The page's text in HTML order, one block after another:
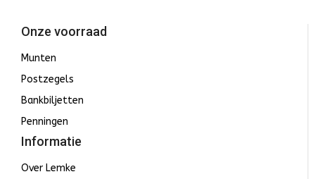
Onze voorraad
Munten
Postzegels
Bankbiljetten
Penningen
Informatie
Over Lemke